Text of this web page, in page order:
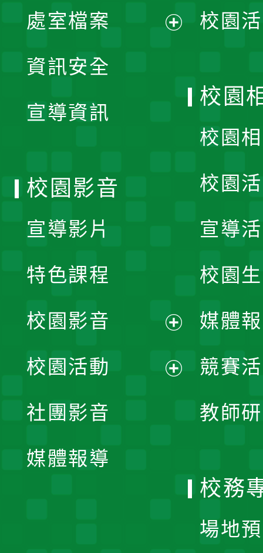
單
處室檔案
資訊安全
宣導資訊
校園
校園
校園
校園
宣導
校園
媒體
競賽
教師
校園影音
宣導影片
特色課程
校園影音
開
校園活動
社團影音
媒體報導
校務
場地